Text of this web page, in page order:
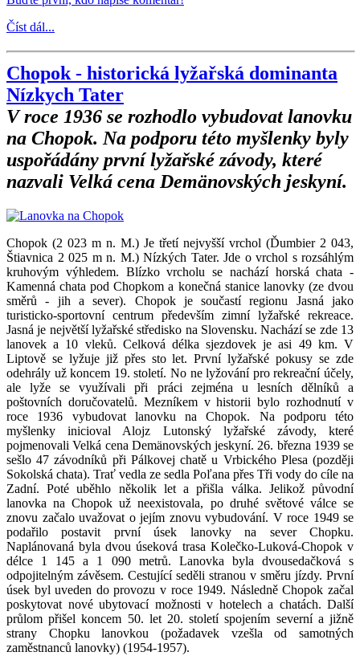
Číst dál...
Chopok - historická lyžařská dominanta
Nízkych Tater
V roce 1936 se rozhodlo vybudovat lanovku
na Chopok. Na podporu této myšlenky byly
uspořádány první lyžařské závody, které
nazvali Velká cena Demänovských jeskyní.
Chopok (2 023 m n. M.) Je třetí nejvyšší vrchol (Ďumbier 2 043,
Štiavnica 2 025 m n. M.) Nízkých Tater. Jde o vrchol s rozsáhlým
kruhovým výhledem. Blízko vrcholu se nachází horská chata -
Kamenná chata pod Chopkom a konečná stanice lanovky (ze dvou
směrů - jih a sever). Chopok je součastí regionu Jasná jako
turisticko-sportovní centrum především zimní lyžařské rekreace.
Jasná je největší lyžařské středisko na Slovensku. Nachází se zde 13
lanovek a 10 vleků. Celková délka sjezdovek je asi 49 km. V
Liptově se lyžuje již přes sto let. První lyžařské pokusy se zde
odehrály už koncem 19. století. No ne lyžování pro rekreační účely,
ale lyže se využívali při práci zejména u lesních dělníků a
poštovních doručovatelů. Mezníkem v historii bylo rozhodnutí v
roce 1936 vybudovat lanovku na Chopok. Na podporu této
myšlenky inicioval Alojz Lutonský lyžařské závody, které
pojmenovali Velká cena Demänovských jeskyní. 26. března 1939 se
sešlo 47 závodníků při Pálkovej chatě u Vrbického Plesa (později
Sokolská chata). Trať vedla ze sedla Poľana přes Tři vody do cíle na
Zadní. Poté uběhlo několik let a přišla válka. Jelikož původní
lanovka na Chopok už neexistovala, po druhé světové válce se
znovu začalo uvažovat o jejím znovu vybudování. V roce 1949 se
podařilo postavit první úsek lanovky na sever Chopku.
Naplánovaná byla dvou úseková trasa Kolečko-Luková-Chopok v
délce 1 145 a 1 090 metrů. Lanovka byla dvousedačková s
odpojitelným závěsem. Cestující seděli stranou v směru jízdy. První
úsek byl uveden do provozu v roce 1949. Následně Chopok začal
poskytovat nové ubytovací možnosti v hotelech a chatách. Další
průlom přišel koncem 50. let 20. století spojením severní a jižně
strany Chopku lanovkou (požadavek vzešla od samotných
zaměstnanců lanovky) (1954-1957).